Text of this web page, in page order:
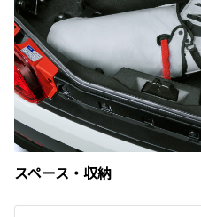
スペース・収納